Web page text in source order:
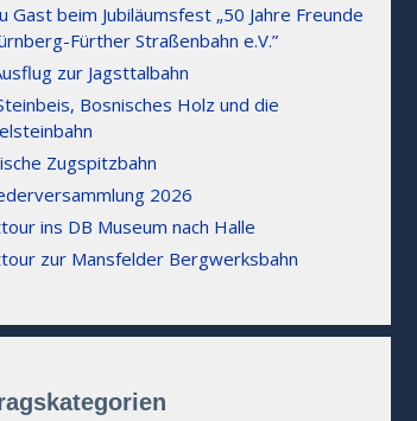
Gast beim Jubiläumsfest „50 Jahre Freunde
Fürther Straßenbahn e.V.”
zur Jagsttalbahn
Bosnisches Holz und die
Zugspitzbahn
2026
ins DB Museum nach Halle
zur Mansfelder Bergwerksbahn